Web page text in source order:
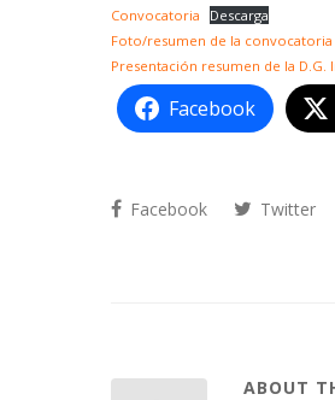
Convocatoria
Descarga
Foto/resumen de la convocatoria
Presentación resumen de la D.G.
Facebook
Facebook Twitter
ABOUT